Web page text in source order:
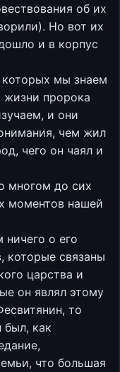
об их
Но вот их
и в корпус
мы знаем
жизни пророка
и они
чем жил
чего он чаял и
многом до сих
моментов нашей
о его
которые связаны
царства и
он являл этому
то
как
что большая